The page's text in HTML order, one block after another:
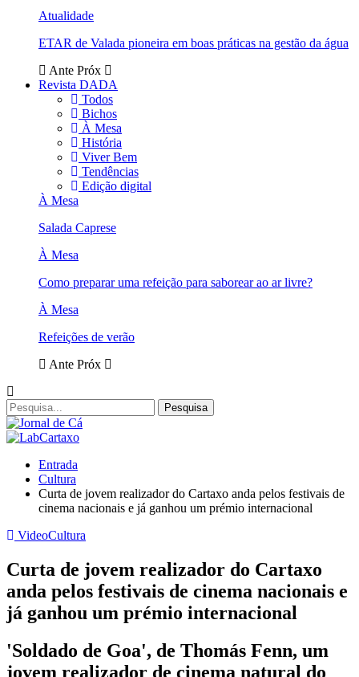
Atualidade
ETAR de Valada pioneira em boas práticas na gestão da água
Ante Próx
Revista DADA
Todos
Bichos
À Mesa
História
Viver Bem
Tendências
Edição digital
À Mesa
Salada Caprese
À Mesa
Como preparar uma refeição para saborear ao ar livre?
À Mesa
Refeições de verão
Ante Próx
Entrada
Cultura
Curta de jovem realizador do Cartaxo anda pelos festivais de
cinema nacionais e já ganhou um prémio internacional
VideoCultura
Curta de jovem realizador do Cartaxo
anda pelos festivais de cinema nacionais e
já ganhou um prémio internacional
'Soldado de Goa', de Thomás Fenn, um
jovem realizador de cinema natural do